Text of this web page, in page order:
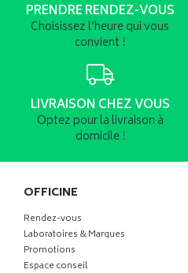
PRENDRE RENDEZ-VOUS
Choisissez l’heure qui vous
convient !
LIVRAISON CHEZ VOUS
Optez pour la livraison à
domicile !
OFFICINE
Rendez-vous
Laboratoires & Marques
Promotions
Espace conseil